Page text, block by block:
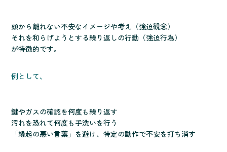
頭から離れない不安なイメージや考え（強迫観念）
それを和らげようとする繰り返しの行動（強迫行為）
が特徴的です。
例として、
鍵やガスの確認を何度も繰り返す
汚れを恐れて何度も手洗いを行う
「縁起の悪い言葉」を避け、特定の動作で不安を打ち消す